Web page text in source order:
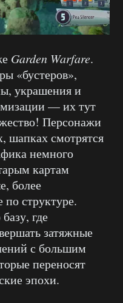
Garden Warfare.
«бустеров»,
украшения и
— их тут
Персонажи
шапках смотрятся
немного
картам
более
структуре.
где
затяжные
с большим
переносят
эпохи.